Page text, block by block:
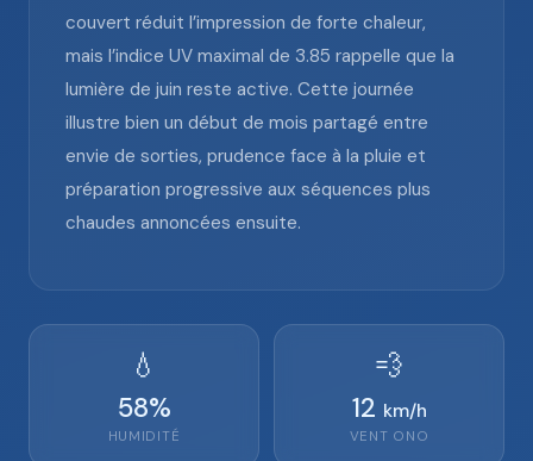
couvert réduit l’impression de forte chaleur,
mais l’indice UV maximal de 3.85 rappelle que la
lumière de juin reste active. Cette journée
illustre bien un début de mois partagé entre
envie de sorties, prudence face à la pluie et
préparation progressive aux séquences plus
chaudes annoncées ensuite.
💧
58%
HUMIDITÉ
💨
12 km/h
VENT ONO